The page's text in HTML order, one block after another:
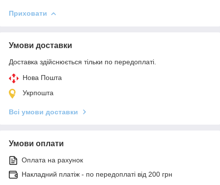
Приховати
Умови доставки
Доставка здійснюється тільки по передоплаті.
Нова Пошта
Укрпошта
Всі умови доставки
Умови оплати
Оплата на рахунок
Накладний платіж - по передоплаті від 200 грн